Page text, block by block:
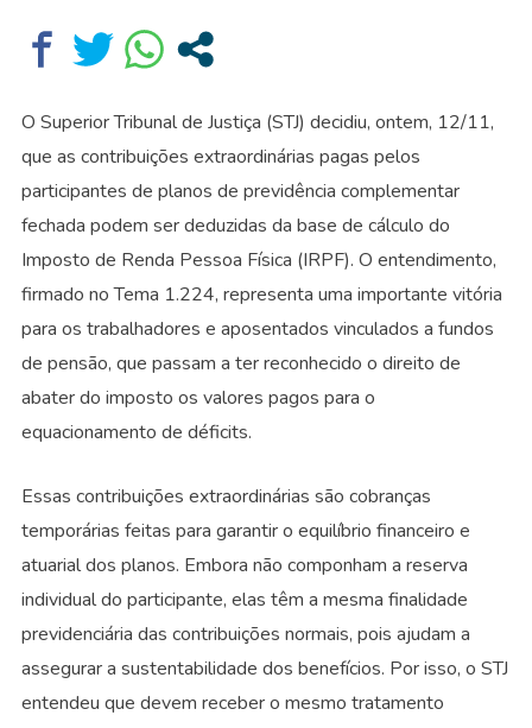
O Superior Tribunal de Justiça (STJ) decidiu, ontem, 12/11,
que as contribuições extraordinárias pagas pelos
participantes de planos de previdência complementar
fechada podem ser deduzidas da base de cálculo do
Imposto de Renda Pessoa Física (IRPF). O entendimento,
firmado no Tema 1.224, representa uma importante vitória
para os trabalhadores e aposentados vinculados a fundos
de pensão, que passam a ter reconhecido o direito de
abater do imposto os valores pagos para o
equacionamento de déficits.
Essas contribuições extraordinárias são cobranças
temporárias feitas para garantir o equilíbrio financeiro e
atuarial dos planos. Embora não componham a reserva
individual do participante, elas têm a mesma finalidade
previdenciária das contribuições normais, pois ajudam a
assegurar a sustentabilidade dos benefícios. Por isso, o STJ
entendeu que devem receber o mesmo tratamento